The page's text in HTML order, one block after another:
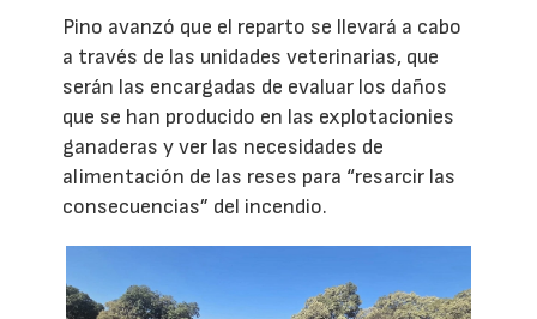
Pino avanzó que el reparto se llevará a cabo
a través de las unidades veterinarias, que
serán las encargadas de evaluar los daños
que se han producido en las explotacionies
ganaderas y ver las necesidades de
alimentación de las reses para “resarcir las
consecuencias” del incendio.